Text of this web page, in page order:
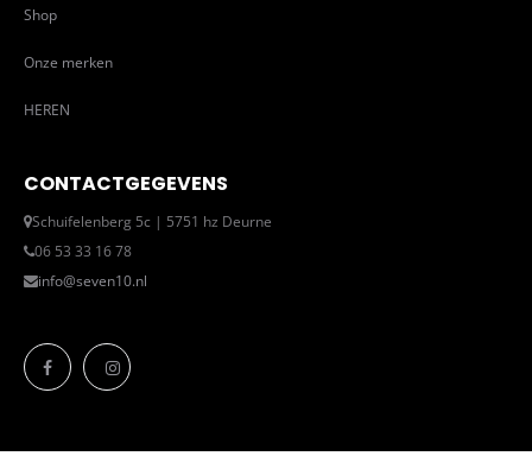
Shop
Onze merken
HEREN
CONTACTGEGEVENS
Schuifelenberg 5c | 5751 hz Deurne
06 53 33 16 78
info@seven10.nl